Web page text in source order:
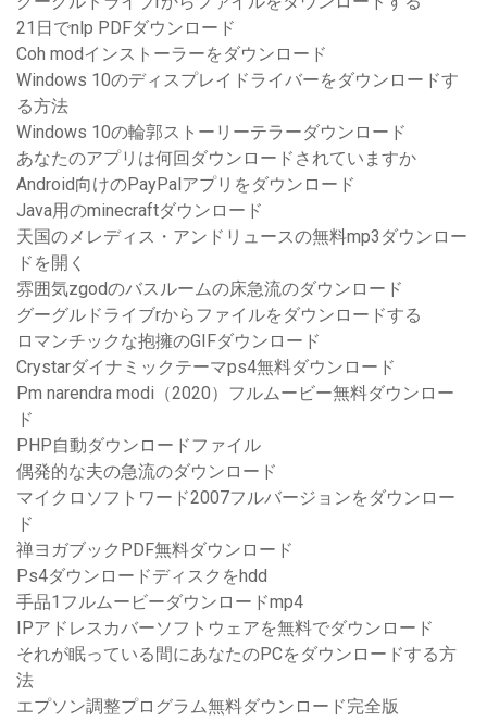
21日でnlp PDFダウンロード
Coh modインストーラーをダウンロード
Windows 10のディスプレイドライバーをダウンロードす
る方法
Windows 10の輪郭ストーリーテラーダウンロード
あなたのアプリは何回ダウンロードされていますか
Android向けのPayPalアプリをダウンロード
Java用のminecraftダウンロード
天国のメレディス・アンドリュースの無料mp3ダウンロー
ドを開く
雰囲気zgodのバスルームの床急流のダウンロード
グーグルドライブrからファイルをダウンロードする
ロマンチックな抱擁のGIFダウンロード
Crystarダイナミックテーマps4無料ダウンロード
Pm narendra modi（2020）フルムービー無料ダウンロー
ド
PHP自動ダウンロードファイル
偶発的な夫の急流のダウンロード
マイクロソフトワード2007フルバージョンをダウンロー
ド
禅ヨガブックPDF無料ダウンロード
Ps4ダウンロードディスクをhdd
手品1フルムービーダウンロードmp4
IPアドレスカバーソフトウェアを無料でダウンロード
それが眠っている間にあなたのPCをダウンロードする方
法
エプソン調整プログラム無料ダウンロード完全版